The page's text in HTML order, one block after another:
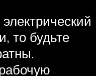
то будьте